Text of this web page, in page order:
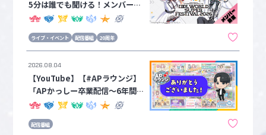
5分は誰でも聞ける！メンバー限
定IWSF2026特別配信」配信のお
ネル】
ライブ・イベント 配信番組 20周年
【YouTube】【#APラウンジ】
「APかっしー卒業配信〜6年間あ
りがとうございました！〜」配信
ャンネル】
配信番組
2026.08.04